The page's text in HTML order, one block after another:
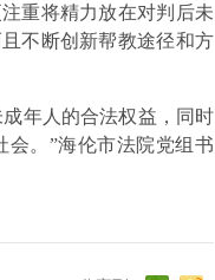
重将精力放在对判后未
不断创新帮教途径和方
年人的合法权益，同时
。”海伦市法院党组书